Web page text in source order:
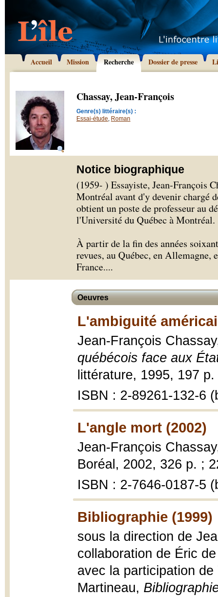
Accueil Mission Recherche Dossier de presse
Chassay, Jean-François
Genre(s) littéraire(s) :
Essai-étude, Roman
Notice biographique
(1959- ) Essayiste, Jean-François
Montréal avant d'y devenir chargé
obtient un poste de professeur au
l'Université du Québec à Montréal.
À partir de la fin des années
revues, au Québec, en Allemagne,
France....
Oeuvres
L'ambiguité
Jean-François
québécois face aux
littérature, 1995, 197
ISBN : 2-89261-132-6
L'angle mort (2002)
Jean-François
Boréal, 2002, 326 p. ;
ISBN : 2-7646-0187-5
Bibliographie (1999)
sous la direction de
collaboration de Éric
avec la participation
Martineau,